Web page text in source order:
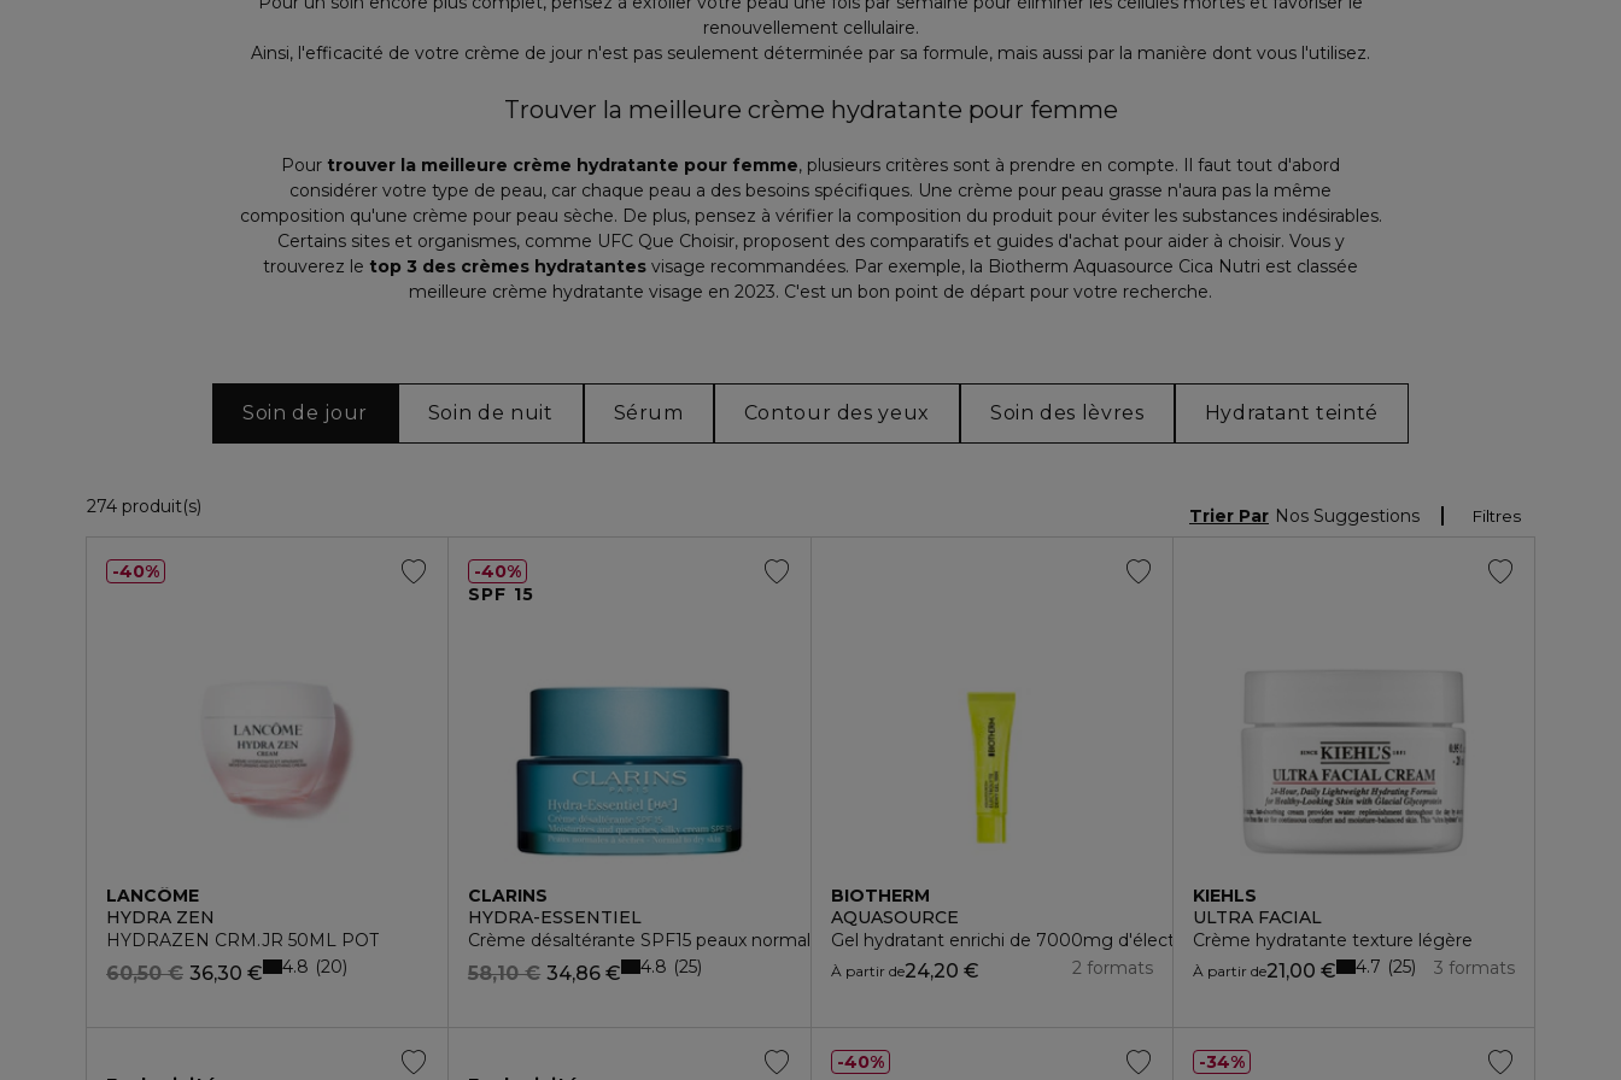
renouvellement cellulaire.
Ainsi, l'efficacité de votre crème de jour n'est pas seulement déterminée par sa formule, mais aussi par la manière dont vous l'utilisez.
Trouver la meilleure crème hydratante pour femme
Pour trouver la meilleure crème hydratante pour femme, plusieurs critères sont à prendre en compte. Il faut tout d'abord
considérer votre type de peau, car chaque peau a des besoins spécifiques. Une crème pour peau grasse n'aura pas la même
composition qu'une crème pour peau sèche. De plus, pensez à vérifier la composition du produit pour éviter les substances indésirables.
Certains sites et organismes, comme UFC Que Choisir, proposent des comparatifs et guides d'achat pour aider à choisir. Vous y
trouverez le top 3 des crèmes hydratantes visage recommandées. Par exemple, la Biotherm Aquasource Cica Nutri est classée
meilleure crème hydratante visage en 2023. C'est un bon point de départ pour votre recherche.
Soin de jour Soin de nuit Sérum Contour des yeux Soin des lèvres Hydratant teinté
274 produit(s) Filtres
Trier Par Nos Suggestions
LANCÔME
HYDRA ZEN
HYDRAZEN CRM.JR 50ML POT
36,30 €
60,50 € 4.8 20
40%
SPF 15
CLARINS
HYDRA-ESSENTIEL
Crème désaltérante SPF15 peaux normales à sèches
34,86 €
58,10 € 4.8 25
40%
BIOTHERM
AQUASOURCE
Gel hydratant enrichi de 7000mg d'électrolytes
À partir de24,20 € 2 formats
KIEHLS
ULTRA FACIAL
Crème hydratante texture légère
À partir de21,00 € 3 formats
4.7 25
40% 34%